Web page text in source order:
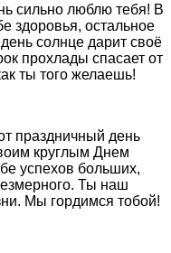
сильно люблю тебя! В
здоровья, остальное
солнце дарит своё
прохлады спасает от
ты того желаешь!
праздничный день
круглым Днем
успехов больших,
Ты наш
Мы гордимся тобой!